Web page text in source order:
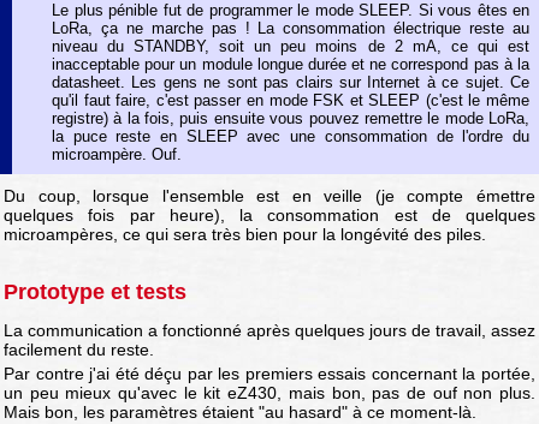
Le plus pénible fut de programmer le mode SLEEP. Si vous êtes en
LoRa, ça ne marche pas ! La consommation électrique reste au
niveau du STANDBY, soit un peu moins de 2 mA, ce qui est
inacceptable pour un module longue durée et ne correspond pas à la
datasheet. Les gens ne sont pas clairs sur Internet à ce sujet. Ce
qu'il faut faire, c'est passer en mode FSK et SLEEP (c'est le même
registre) à la fois, puis ensuite vous pouvez remettre le mode LoRa,
la puce reste en SLEEP avec une consommation de l'ordre du
microampère. Ouf.
Du coup, lorsque l'ensemble est en veille (je compte émettre
quelques fois par heure), la consommation est de quelques
microampères, ce qui sera très bien pour la longévité des piles.
Prototype et tests
La communication a fonctionné après quelques jours de travail, assez
facilement du reste.
Par contre j'ai été déçu par les premiers essais concernant la portée,
un peu mieux qu'avec le kit eZ430, mais bon, pas de ouf non plus.
Mais bon, les paramètres étaient "au hasard" à ce moment-là.